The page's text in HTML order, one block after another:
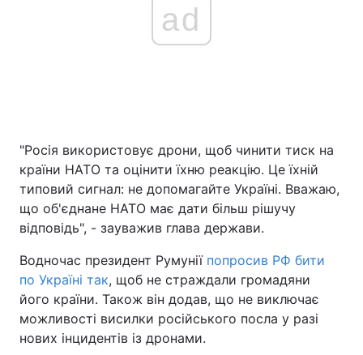
ad
"Росія використовує дрони, щоб чинити тиск на
країни НАТО та оцінити їхню реакцію. Це їхній
типовий сигнал: не допомагайте Україні. Вважаю,
що об'єднане НАТО має дати більш рішучу
відповідь", - зауважив глава держави.
Водночас президент Румунії попросив РФ бити
по Україні так, щоб не страждали громадяни
його країни. Також він додав, що не виключає
можливості висилки російського посла у разі
нових інцидентів із дронами.